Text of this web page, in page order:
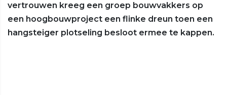
vertrouwen kreeg een groep bouwvakkers op
een hoogbouwproject een flinke dreun toen een
hangsteiger plotseling besloot ermee te kappen.